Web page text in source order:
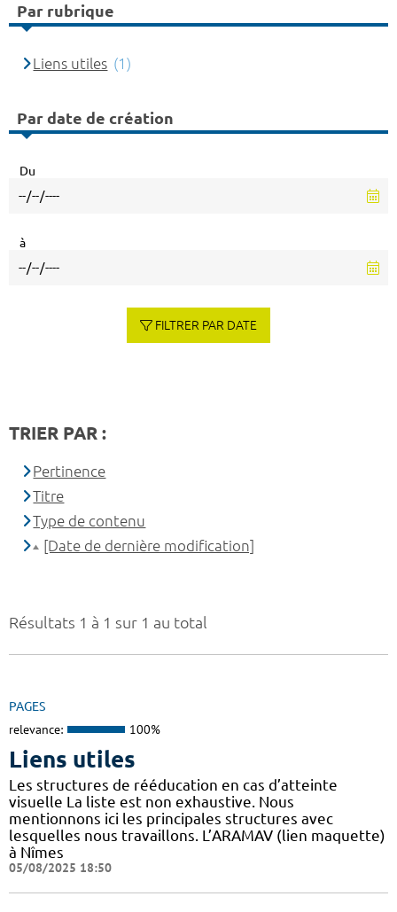
Résultats 1 à 1 sur 1 au total
PAGES
relevance: 100%
Liens utiles
Les structures de rééducation en cas d’atteinte
visuelle La liste est non exhaustive. Nous
mentionnons ici les principales structures avec
lesquelles nous travaillons. L’ARAMAV (lien maquette)
à Nîmes
05/08/2025 18:50
Par rubrique
Liens utiles (1)
Par date de création
Du
à
FILTRER PAR DATE
TRIER PAR :
Pertinence
Titre
Type de contenu
[Date de dernière modification]